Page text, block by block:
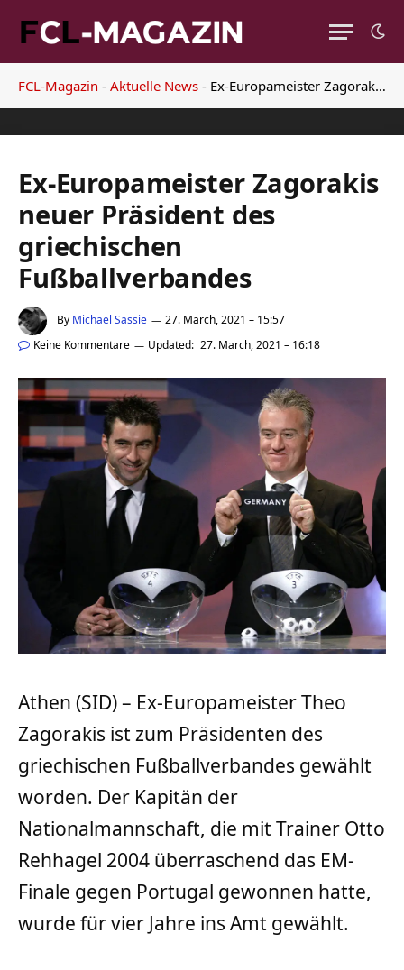
FCL-Magazin - Aktuelle News - Ex-Europameister Zagorakis neuer Präsident des griechischen Fußballverbandes
Ex-Europameister Zagorakis
neuer Präsident des
griechischen
Fußballverbandes
By Michael Sassie
27. March, 2021 – 15:57
Keine Kommentare
Updated: 27. March, 2021 – 16:18
Athen (SID) – Ex-Europameister Theo
Zagorakis ist zum Präsidenten des
griechischen Fußballverbandes gewählt
worden. Der Kapitän der
Nationalmannschaft, die mit Trainer Otto
Rehhagel 2004 überraschend das EM-
Finale gegen Portugal gewonnen hatte,
wurde für vier Jahre ins Amt gewählt.